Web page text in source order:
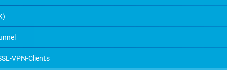
VPN-Clients